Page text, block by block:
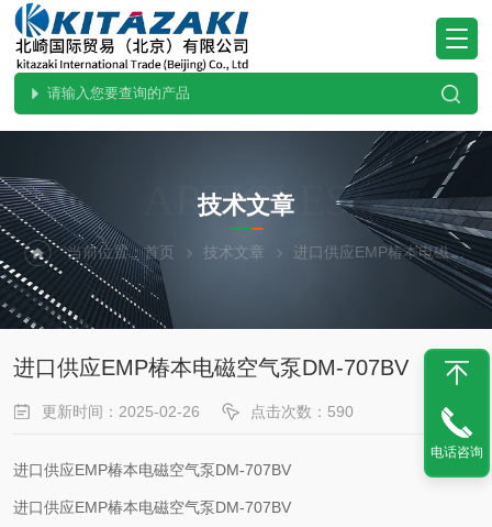
ARTICLES
技术文章
当前位置：首页 技术文章 进口供应EMP椿本电磁空气泵DM-707BV
进口供应EMP椿本电磁空气泵DM-707BV
更新时间：2025-02-26 点击次数：590
进口供应EMP椿本电磁空气泵DM-707BV
进口供应EMP椿本电磁空气泵DM-707BV
电话咨询